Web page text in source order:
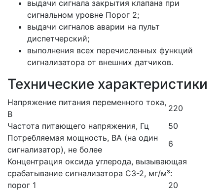
выдачи сигнала закрытия клапана при
сигнальном уровне Порог 2;
выдачи сигналов аварии на пульт
диспетчерский;
выполнения всех перечисленных функций
сигнализатора от внешних датчиков.
Технические характеристики
Напряжение питания переменного тока,
В
220
Частота питающего напряжения, Гц
50
Потребляемая мощность, ВА (на один
сигнализатор), не более
6
Концентрация оксида углерода, вызывающая
срабатывание сигнализатора С3-2, мг/м³:
порог 1
20